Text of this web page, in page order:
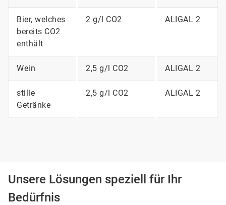
Bier, welches
bereits CO2
enthält
2 g/l CO2 ALIGAL 2
Wein 2,5 g/l CO2 ALIGAL 2
stille
Getränke
2,5 g/l CO2 ALIGAL 2
Unsere Lösungen speziell für Ihr
Bedürfnis